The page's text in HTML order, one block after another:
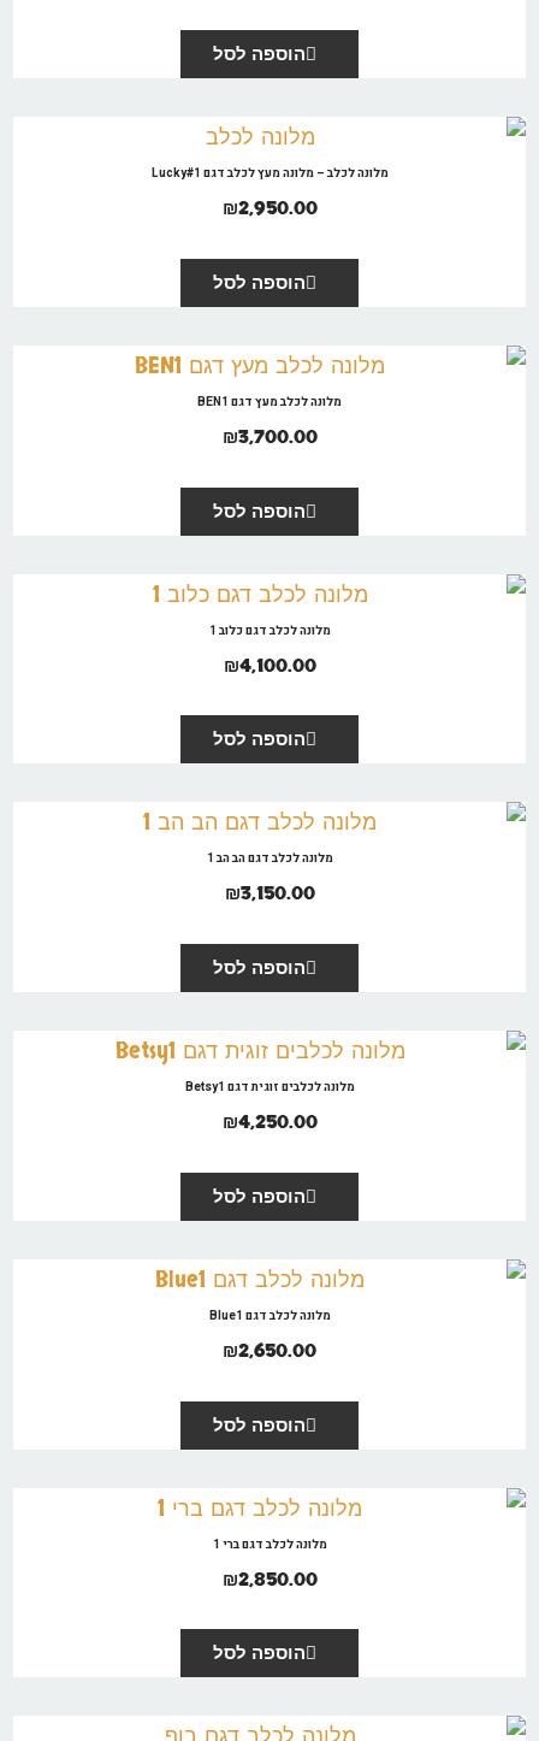
הוספה לסל
מלונה לכלב – מלונה מעץ לכלב דגם Lucky#1
₪2,950.00
הוספה לסל
מלונה לכלב מעץ דגם BEN1
₪3,700.00
הוספה לסל
מלונה לכלב דגם כלוב 1
₪4,100.00
הוספה לסל
מלונה לכלב דגם הב הב 1
₪3,150.00
הוספה לסל
מלונה לכלבים זוגית דגם Betsy1
₪4,250.00
הוספה לסל
מלונה לכלב דגם Blue1
₪2,650.00
הוספה לסל
מלונה לכלב דגם ברי 1
₪2,850.00
הוספה לסל